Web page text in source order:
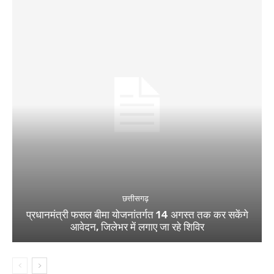
छत्तीसगढ़
प्रधानमंत्री फसल बीमा योजनांतर्गत 14 अगस्त तक कर सकेंगे
आवेदन, जिलेभर में लगाए जा रहे शिविर